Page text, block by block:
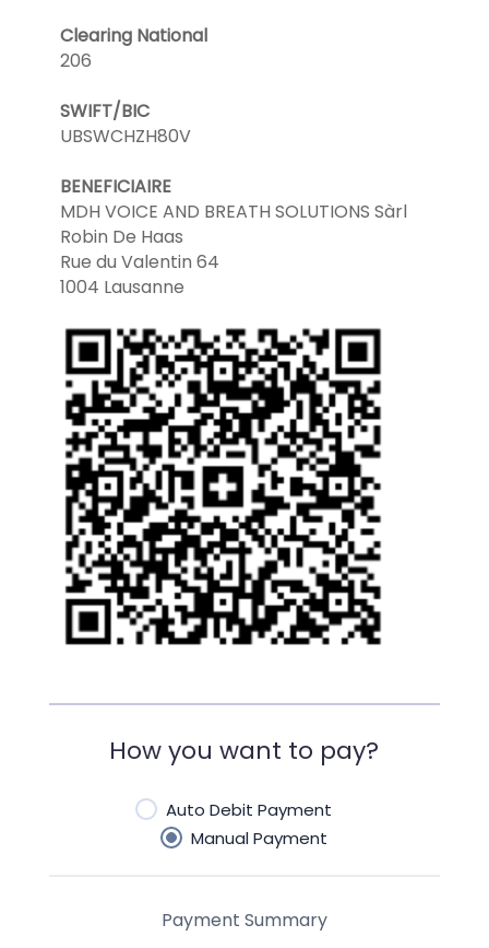
Clearing National
206
SWIFT/BIC
UBSWCHZH80V
BENEFICIAIRE
MDH VOICE AND BREATH SOLUTIONS Sàrl
Robin De Haas
Rue du Valentin 64
1004 Lausanne
How you want to pay?
Auto Debit Payment
Manual Payment
Payment Summary